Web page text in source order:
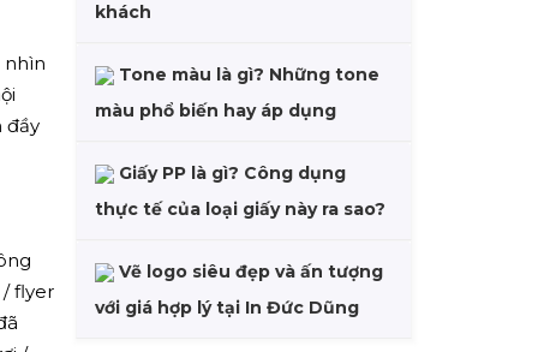
nhìn
đầy
flyer
khách
Tone màu là gì? Những tone
màu phổ biến hay áp dụng
Giấy PP là gì? Công dụng
thực tế của loại giấy này ra sao?
Vẽ logo siêu đẹp và ấn tượng
với giá hợp lý tại In Đức Dũng